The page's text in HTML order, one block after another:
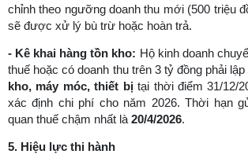
chỉnh theo ngưỡng doanh thu mới (500 triệu
sẽ được xử lý bù trừ hoặc hoàn trả.
- Kê khai hàng tồn kho: Hộ kinh doanh
thuế hoặc có doanh thu trên 3 tỷ đồng phải lập
kho, máy móc, thiết bịtại thời điểm 31/12/
xác định chi phí cho năm 2026. Thời hạn
quan thuế chậm nhất là 20/4/2026.
5. Hiệu lực thi hành